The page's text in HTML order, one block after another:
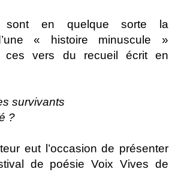
sont en quelque sorte la
« histoire minuscule »
ces vers du recueil écrit en
survivants
?
eut l’occasion de présenter
de poésie Voix Vives de